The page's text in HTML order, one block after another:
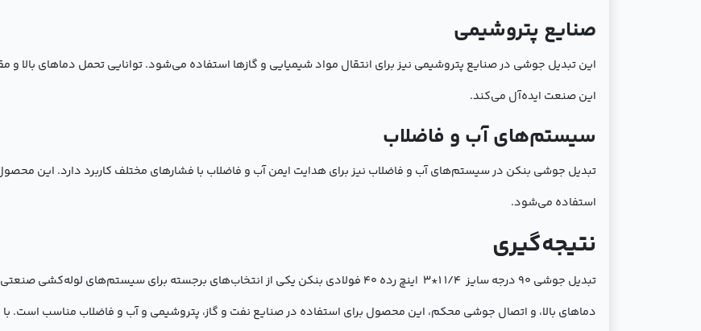
صنایع پتروشیمی
این تبدیل جوشی در صنایع پتروشیمی نیز برای انتقال مواد شیمیایی و گازها استفاده می‌شود. توانایی تحمل دماهای بالا و
این صنعت ایده‌آل می‌کند.
سیستم‌های آب و فاضلاب
تبدیل جوشی بنکن در سیستم‌های آب و فاضلاب نیز برای هدایت ایمن آب و فاضلاب با فشارهای مختلف کاربرد دارد. این محصول
استفاده می‌شود.
نتیجه‌گیری
تبدیل جوشی 90 درجه سایز 1/4 1*3 اینچ رده 40 فولادی بنکن یکی از انتخاب‌های برجسته برای
دماهای بالا، و اتصال جوشی محکم، این محصول برای استفاده در صنایع نفت و گاز، پتروشیمی و آب و فاضلاب مناسب است.